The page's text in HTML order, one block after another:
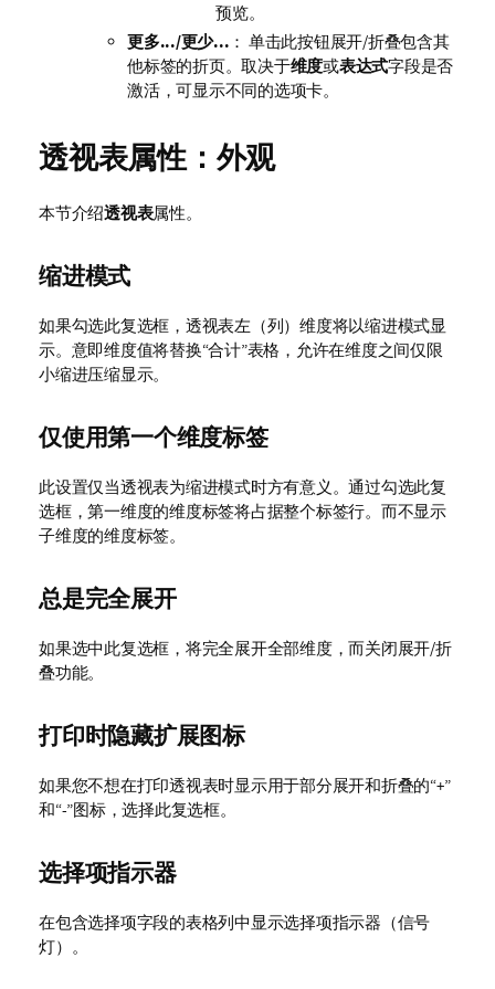
预览。
更多.../更少... ： 单击此按钮展开/折叠包含其
他标签的折页。取决于维度或表达式字段是否
激活，可显示不同的选项卡。
透视表属性：外观
本节介绍透视表属性。
缩进模式
如果勾选此复选框，透视表左（列）维度将以缩进模式显
示。意即维度值将替换“合计”表格，允许在维度之间仅限
小缩进压缩显示。
仅使用第一个维度标签
此设置仅当透视表为缩进模式时方有意义。通过勾选此复
选框，第一维度的维度标签将占据整个标签行。而不显示
子维度的维度标签。
总是完全展开
如果选中此复选框，将完全展开全部维度，而关闭展开/折
叠功能。
打印时隐藏扩展图标
如果您不想在打印透视表时显示用于部分展开和折叠的“+”
和“-”图标，选择此复选框。
选择项指示器
在包含选择项字段的表格列中显示选择项指示器（信号
灯）。